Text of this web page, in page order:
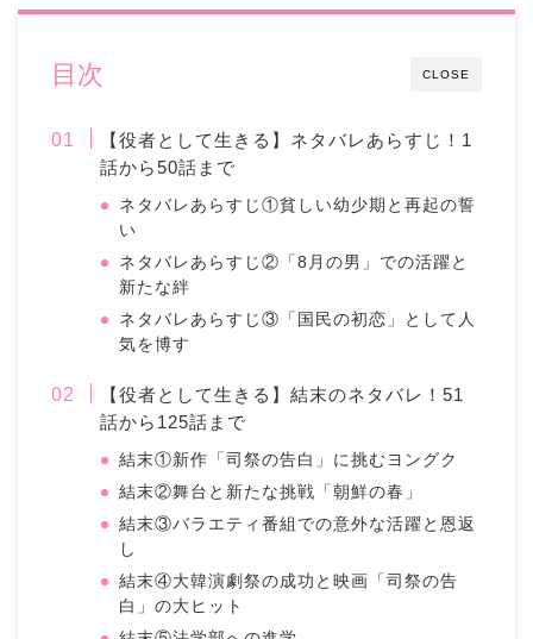
CLOSE
目次
【役者として生きる】ネタバレあらすじ！1
話から50話まで
ネタバレあらすじ①貧しい幼少期と再起の誓
い
ネタバレあらすじ②「8月の男」での活躍と
新たな絆
ネタバレあらすじ③「国民の初恋」として人
気を博す
【役者として生きる】結末のネタバレ！51
話から125話まで
結末①新作「司祭の告白」に挑むヨングク
結末②舞台と新たな挑戦「朝鮮の春」
結末③バラエティ番組での意外な活躍と恩返
し
結末④大韓演劇祭の成功と映画「司祭の告
白」の大ヒット